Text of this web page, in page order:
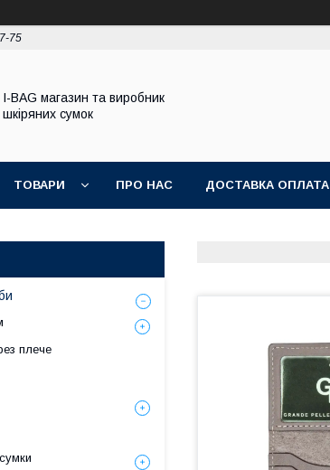
75
I-BAG магазин та виробник
шкіряних сумок
ТОВАРИ ПРО НАС ДОСТАВКА ОПЛАТА
плече